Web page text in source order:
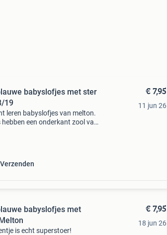
babyslofjes met ster
19
leren babyslofjes van melton.
hebben een onderkant zool van
€ 7,95
11 jun 26
babyslofjes met
is echt superstoer!
€ 7,95
18 jun 26